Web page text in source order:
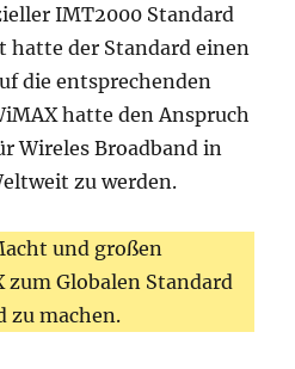
IMT2000 Standard
hatte der Standard einen
die entsprechenden
hatte den Anspruch
Wireles Broadband in
zu werden.
und großen
Globalen Standard
zu machen.